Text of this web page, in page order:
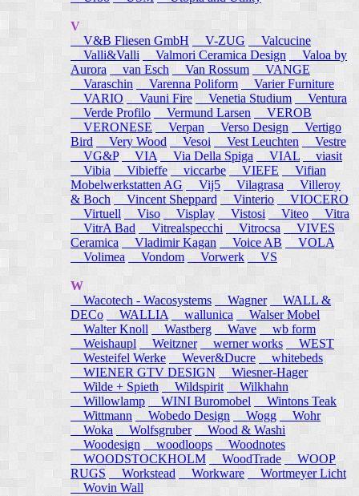
V
V&B Fliesen GmbH
V-ZUG
Valcucine
Valli&Valli
Valmori Ceramica Design
Valoa by
Aurora
van Esch Van Rossum
VANGE
Varaschin
Varenna Poliform
Varier Furniture
VARIO
Vauni Fire Venetia Studium
Ventura
Verde Profilo
Vermund Larsen
VEROB
VERONESE
Verpan Verso Design
Vertigo
Bird
Very Wood Vesoi Vest Leuchten
Vestre
VG&P
VIA Via Della Spiga VIAL
viasit
Vibia
Vibieffe viccarbe VIEFE
Vifian
Mobelwerkstatten AG
Vij5 Vilagrasa
Villeroy
& Boch
Vincent Sheppard Vinterio
VIOCERO
Virtuell
Viso Visplay Vistosi Viteo
Vitra
VitrA Bad
Vitrealspecchi Vitrocsa
VIVES
Ceramica
Vladimir Kagan Voice AB
VOLA
Volimea
Vondom Vorwerk VS
W
Wacotech - Wacosystems
Wagner
WALL &
DECo
WALLIA wallunica
Walser Mobel
Walter Knoll
Wastberg Wave
wb form
Weishaupl
Weitzner werner works
WEST
Westeifel Werke
Wever&Ducre
whitebeds
WIENER GTV DESIGN
Wiesner-Hager
Wilde + Spieth
Wildspirit
Wilkhahn
Willowlamp
WINI Buromobel
Wintons Teak
Wittmann
Wobedo Design Wogg
Wohr
Woka
Wolfsgruber
Wood & Washi
Woodesign
woodloops
Woodnotes
WOODSTOCKHOLM
WoodTrade
WOOP
RUGS
Workstead Workware
Wortmeyer Licht
Wovin Wall